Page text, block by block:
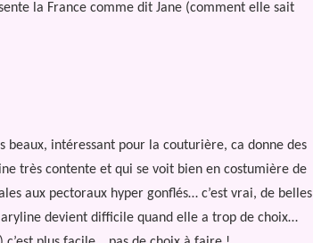
la France comme dit Jane (comment elle sait
beaux, intéressant pour la couturière, ca donne des
très contente et qui se voit bien en costumière de
aux pectoraux hyper gonflés… c’est vrai, de belles
devient difficile quand elle a trop de choix…